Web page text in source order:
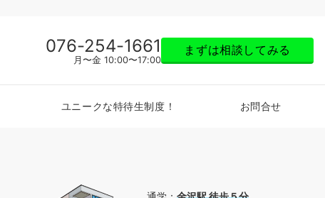
076-254-1661
月〜金 10:00〜17:00
まずは相談してみる
ユニークな特待生制度！ お問合せ